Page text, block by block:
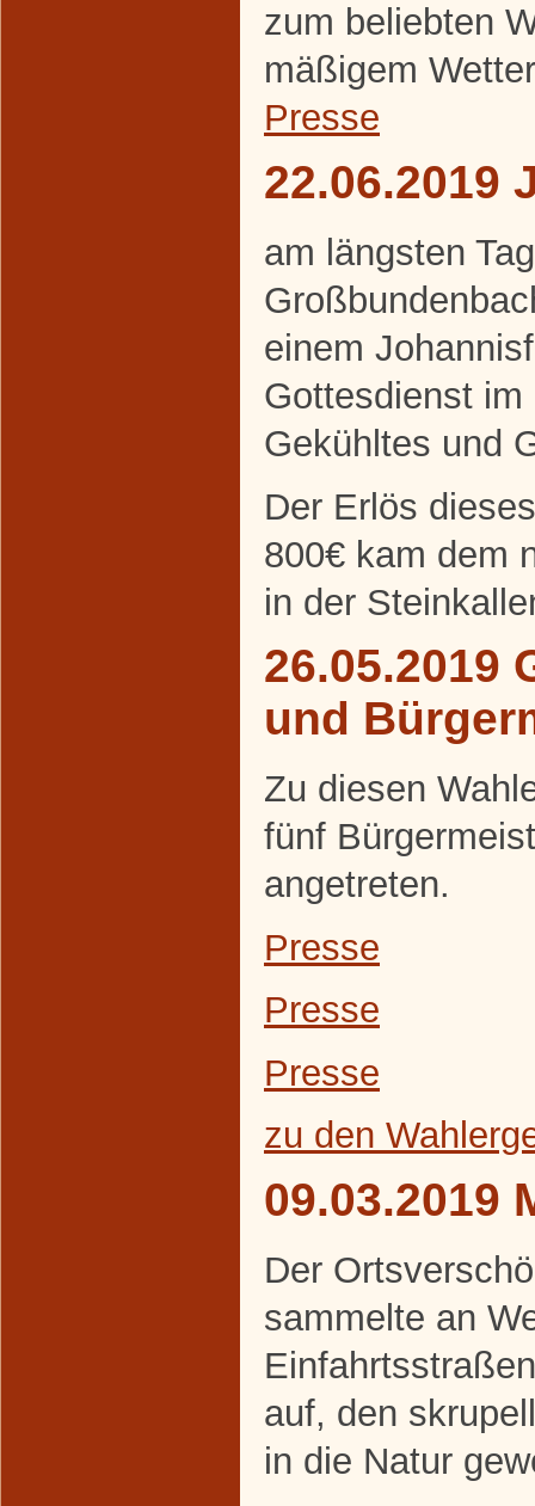
zum beliebten
mäßigem
Presse
22.06.2019
am längsten
einem
Gottesdienst
Gekühltes und
Der Erlös
800€ kam dem
in der
26.05.2019
und
Zu diesen
fünf
angetreten.
Presse
Presse
Presse
zu den
09.03.2019
Der
sammelte an
auf, den
in die Natur